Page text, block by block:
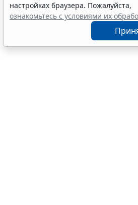
настройках браузера. Пожалуйста,
ознакомьтесь с условиями их